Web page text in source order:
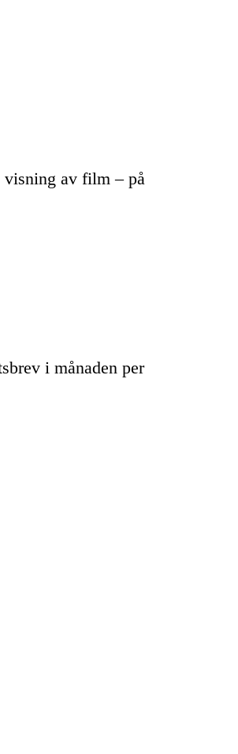
av film – på
i månaden per